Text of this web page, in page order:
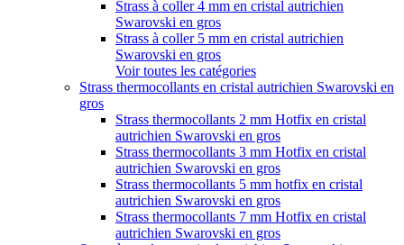
Strass à coller 4 mm en cristal autrichien
Swarovski en gros
Strass à coller 5 mm en cristal autrichien
Swarovski en gros
Voir toutes les catégories
Strass thermocollants en cristal autrichien Swarovski en
gros
Strass thermocollants 2 mm Hotfix en cristal
autrichien Swarovski en gros
Strass thermocollants 3 mm Hotfix en cristal
autrichien Swarovski en gros
Strass thermocollants 5 mm hotfix en cristal
autrichien Swarovski en gros
Strass thermocollants 7 mm Hotfix en cristal
autrichien Swarovski en gros